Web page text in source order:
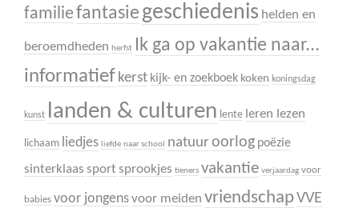
familiefantasie geschiedenis helden en
beroemdheden herfst Ik ga op vakantie naar...
informatief kerst kijk- en zoekboek koken koningsdag
kunst landen & culturen lente leren lezen
lichaam liedjes liefde naar school natuur oorlog poëzie
sinterklaas sport sprookjes tieners vakantie verjaardag voor
babies voor jongensvoor meiden vriendschapVVE